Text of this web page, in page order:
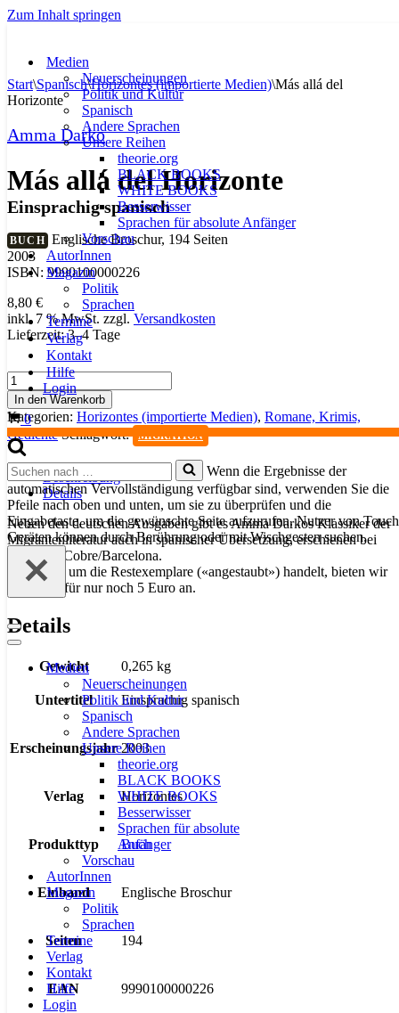
Zum Inhalt springen
Medien
Neuerscheinungen
Politik und Kultur
Spanisch
Andere Sprachen
Unsere Reihen
theorie.org
BLACK BOOKS
WHITE BOOKS
Besserwisser
Sprachen für absolute Anfänger
Vorschau
AutorInnen
Magazin
Politik
Sprachen
Termine
Verlag
Kontakt
Hilfe
Login
Warenkorb
0
Suchen
nach …
Wenn die Ergebnisse der
automatischen Vervollständigung verfügbar sind, verwenden Sie die
Pfeile nach oben und unten, um sie zu überprüfen und die
Eingabetaste, um die gewünschte Seite aufzurufen. Nutzer von
Geräten können durch Berührung oder mit Wischgesten suchen.
Navigationsmenü
Navigationsmenü
Medien
Neuerscheinungen
Politik und Kultur
Spanisch
Andere Sprachen
Unsere Reihen
theorie.org
BLACK BOOKS
WHITE BOOKS
Besserwisser
Sprachen für absolute
Anfänger
Vorschau
AutorInnen
Magazin
Politik
Sprachen
Termine
Verlag
Kontakt
Hilfe
Login
Start\Spanisch\Horizontes (importierte Medien)\Más allá del
Horizonte
Amma Darko
Más allá del Horizonte
Einsprachig spanisch
BUCH Englische Broschur, 194 Seiten
2003
ISBN: 9990100000226
8,80 €
inkl. 7 % MwSt. zzgl. Versandkosten
Lieferzeit:3–4 Tage
Más
allá
del
Horizonte
Menge
In den Warenkorb
Kategorien: Horizontes (importierte Medien), Romane, Krimis,
Gedichte Schlagwort: MIGRATION
Beschreibung
Details
Neben den deutschen Ausgaben gibt es Amma Darkos Klassiker der
Migrantenliteratur auch in spanischer Übersetzung, erschienen bei
Editiones Cobre/Barcelona.
Da es sich um die Restexemplare («angestaubt») handelt, bieten wir
diese nun für nur noch 5 Euro an.
Details
Gewicht 0,265 kg
Untertitel Einsprachig spanisch
Erscheinungsjahr 2003
Verlag Horizontes
Produkttyp Buch
Einband Englische Broschur
Seiten 194
EAN 9990100000226